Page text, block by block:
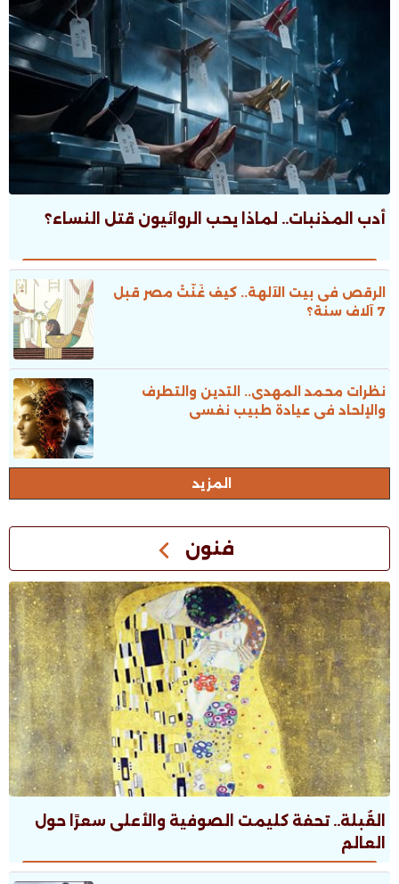
أدب المذنبات.. لماذا يحب الروائيون قتل النساء؟
الرقص فى بيت الآلهة.. كيف غَنَّتْ مصر قبل
7 آلاف سنة؟
نظرات محمد المهدى.. التدين والتطرف
والإلحاد فى عيادة طبيب نفسى
المزيد
فنون
القُبلة.. تحفة كليمت الصوفية والأعلى سعرًا حول
العالم